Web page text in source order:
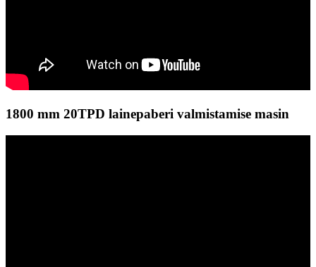
1800 mm 20TPD lainepaberi valmistamise masin